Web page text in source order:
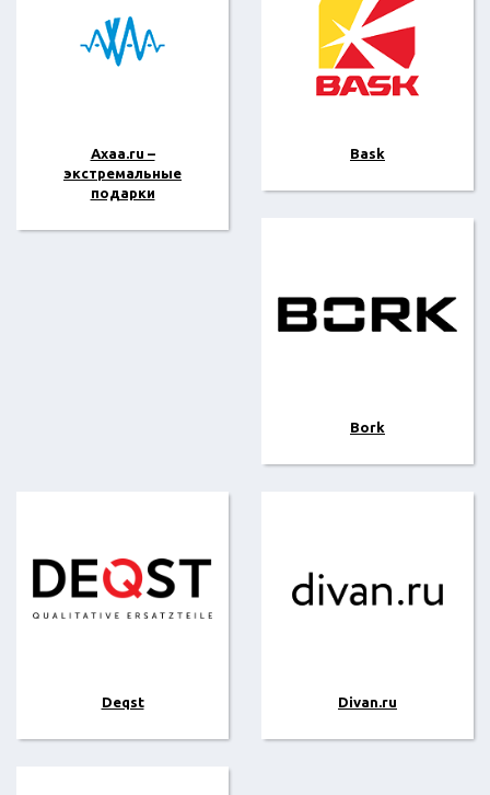
Axaa.ru –
экстремальные
подарки
Bask
Bork
Deqst Divan.ru